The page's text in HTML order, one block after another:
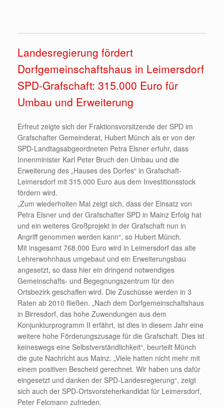
Landesregierung fördert
Dorfgemeinschaftshaus in Leimersdorf
SPD-Grafschaft: 315.000 Euro für
Umbau und Erweiterung
Erfreut zeigte sich der Fraktionsvorsitzende der SPD im
Grafschafter Gemeinderat, Hubert Münch als er von der
SPD-Landtagsabgeordneten Petra Elsner erfuhr, dass
Innenminister Karl Peter Bruch den Umbau und die
Erweiterung des „Hauses des Dorfes“ in Grafschaft-
Leimersdorf mit 315.000 Euro aus dem Investitionsstock
fördern wird.
„Zum wiederholten Mal zeigt sich, dass der Einsatz von
Petra Elsner und der Grafschafter SPD in Mainz Erfolg hat
und ein weiteres Großprojekt in der Grafschaft nun in
Angriff genommen werden kann“, so Hubert Münch.
Mit insgesamt 768.000 Euro wird in Leimersdorf das alte
Lehrerwohnhaus umgebaut und ein Erweiterungsbau
angesetzt, so dass hier ein dringend notwendiges
Gemeinschafts- und Begegnungszentrum für den
Ortsbezirk geschaffen wird. Die Zuschüsse werden in 3
Raten ab 2010 fließen. „Nach dem Dorfgemeinschaftshaus
in Birresdorf, das hohe Zuwendungen aus dem
Konjunkturprogramm II erfährt, ist dies in diesem Jahr eine
weitere hohe Förderungszusage für die Grafschaft. Dies ist
keineswegs eine Selbstverständlichkeit“, beurteilt Münch
die gute Nachricht aus Mainz. „Viele hatten nicht mehr mit
einem positiven Bescheid gerechnet. Wir haben uns dafür
eingesetzt und danken der SPD-Landesregierung“, zeigt
sich auch der SPD-Ortsvorsteherkandidat für Leimersdorf,
Peter Felcmann zufrieden.